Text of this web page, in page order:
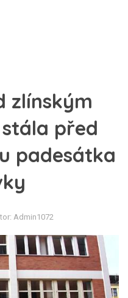
zlínským
před
padesátka
Admin1072